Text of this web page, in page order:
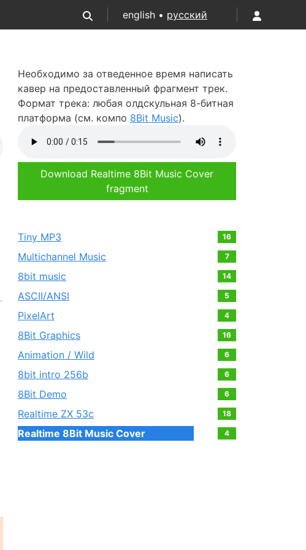
english • русский
Необходимо за отведенное время написать
кавер на предоставленный фрагмент трек.
Формат трека: любая олдскульная 8-битная
платформа (см. компо 8Bit Music).
Download Realtime 8Bit Music Cover
fragment
Tiny MP3 16
Multichannel Music 7
8bit music 14
ASCII/ANSI 5
PixelArt 4
8Bit Graphics 16
Animation / Wild 6
8bit intro 256b 6
8Bit Demo 6
Realtime ZX 53c 18
Realtime 8Bit Music Cover 4